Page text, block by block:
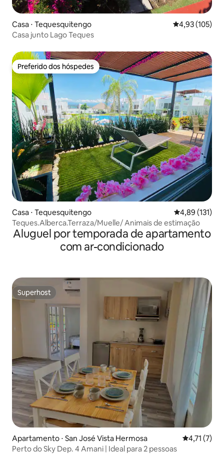
Casa ⋅ Tequesquitengo 4,93 de uma
4,93 (105)
Casa junto Lago Teques
Preferido dos hóspedes
Preferido dos hóspedes
Casa ⋅ Tequesquitengo 4,89 de uma
4,89 (131)
Teques.Alberca.Terraza/Muelle/ Animais de estimação
Aluguel por temporada de apartamento
com ar-condicionado
Superhost
Superhost
Apartamento ⋅ San José Vista Hermosa 4,71 de
4,71 (7)
Perto do Sky Dep. 4 Amani | Ideal para 2 pessoas